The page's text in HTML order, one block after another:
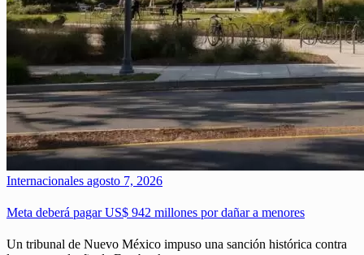
Internacionales agosto 7, 2026
Meta deberá pagar US$ 942 millones por dañar a menores
Un tribunal de Nuevo México impuso una sanción histórica contra